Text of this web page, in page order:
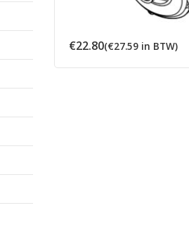
€22.80(€27.59 in BTW)